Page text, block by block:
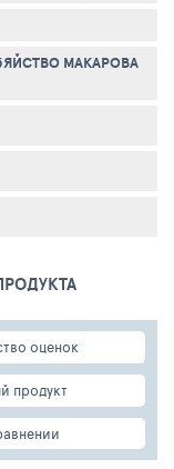
МАКАРОВА
оценок
продукт